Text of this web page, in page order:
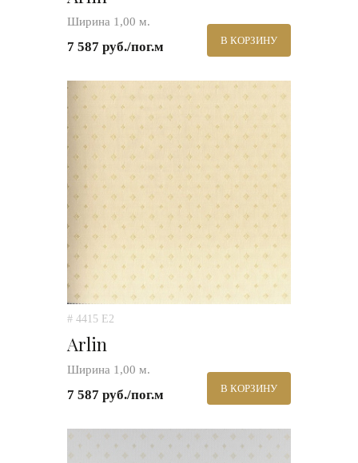
Ширина 1,00 м.
7 587 руб./пог.м В КОРЗИНУ
# 4415 E2
Arlin
Ширина 1,00 м.
7 587 руб./пог.м В КОРЗИНУ